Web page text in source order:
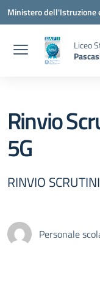
Vai ai contenuti
Vai al menu di navigazione
Vai al footer
Ministero dell'Istruzione
Liceo
Rinvio
5G
RINVIO
Personale